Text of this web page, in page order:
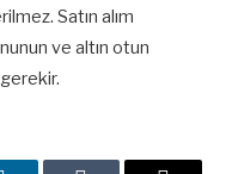
Satın alım
ve altın otun